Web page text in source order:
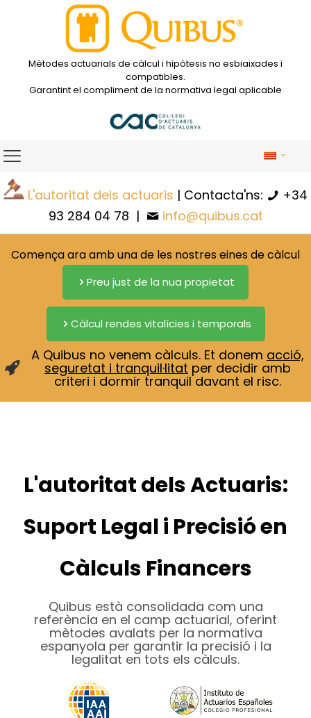
Mètodes actuarials de càlcul i hipòtesis no esbiaixades i
compatibles.
Garantint el compliment de la normativa legal aplicable
L'autoritat dels actuaris | Contacta'ns:
+34
93 284 04 78 | info@quibus.cat
A Quibus no venem càlculs. Et donem acció,
seguretat i tranquil·litat per decidir amb
criteri i dormir tranquil davant el risc.
Comença ara amb una de les nostres eines de càlcul
Preu just de la nua propietat
Càlcul rendes vitalícies i temporals
L'autoritat dels Actuaris:
Suport Legal i Precisió en
Càlculs Financers
Quibus està consolidada com una
referència en el camp actuarial, oferint
mètodes avalats per la normativa
espanyola per garantir la precisió i la
legalitat en tots els càlculs.